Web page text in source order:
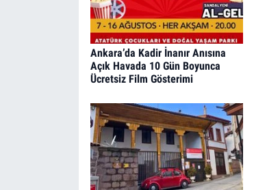
Ankara’da Kadir İnanır Anısına
Açık Havada 10 Gün Boyunca
Ücretsiz Film Gösterimi